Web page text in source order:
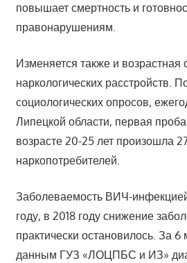
повышает смертность и
правонарушениям.
Изменяется также и возрастная
наркологических расстройств.
социологических опросов,
Липецкой области, первая
возрасте 20-25 лет произошла
наркопотребителей.
Заболеваемость ВИЧ-
году, в 2018 году снижение
практически остановилось. За 6
данным ГУЗ «ЛОЦПБС и ИЗ»